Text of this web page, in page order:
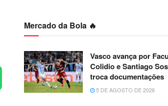
Mercado da Bola 🔥
Vasco avança por
Colidio e Santiago
troca documentações
5 DE AGOSTO DE 2026